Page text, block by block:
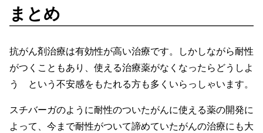
まとめ
抗がん剤治療は有効性が高い治療です。しかしながら耐性
がつくこともあり、使える治療薬がなくなったらどうしよ
う という不安感をもたれる方も多くいらっしゃいます。
スチバーガのように耐性のついたがんに使える薬の開発に
よって、今まで耐性がついて諦めていたがんの治療にも大